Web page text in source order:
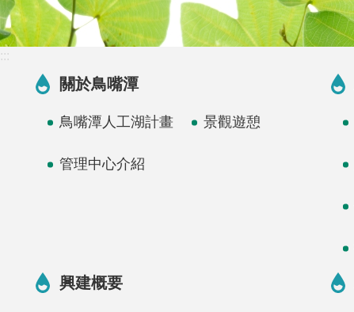
:::
關於鳥嘴潭
鳥嘴潭人工湖計畫 景觀遊憩
管理中心介紹
興建概要